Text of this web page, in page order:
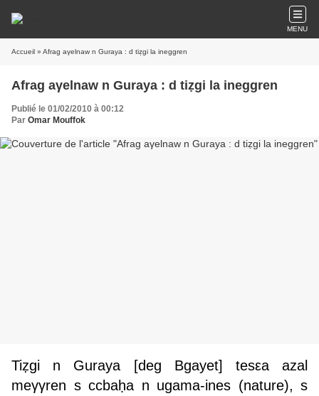
MENU
Accueil » Afrag aγelnaw n Guraya : d tiẓgi la ineggren
Afrag aγelnaw n Guraya : d tiẓgi la ineggren
Publié le 01/02/2010 à 00:12
Par Omar Mouffok
Tiẓgi n Guraya [deg Bgayet] tesεa azal
meγγren s ccbaḥa n ugama-ines (nature), s